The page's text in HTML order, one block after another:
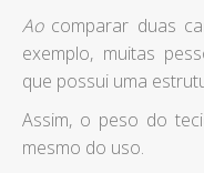
Aocomparar duas
exemplo, muitas
que possui uma
Assim, o peso do
mesmo do uso.